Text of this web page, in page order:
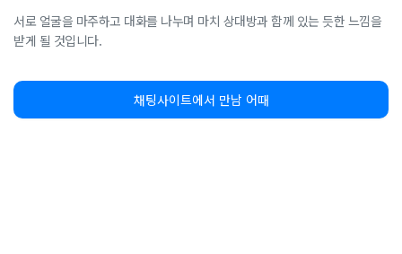
서로 얼굴을 마주하고 대화를 나누며 마치 상대방과 함께 있는 듯한 느낌을
받게 될 것입니다.
채팅사이트에서 만남 어때